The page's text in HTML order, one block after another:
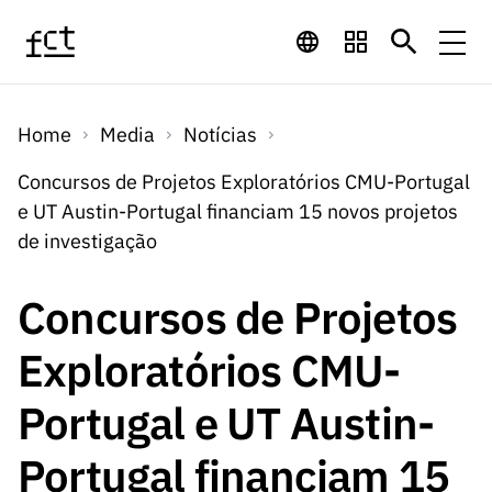
Financiamento
Programas de
Financiamento
Prémios
LINKS
RÁPIDOS
ão
Emprego
Científico
Projetos
I&D
Instituiçõ
Concursos
ConcursosConcursos Abertos
Concursos Previstos
Concursos Fechados
Calendário de
Concursos FCT 2026
Bolsas
Emprego
Projetos
Serviços
ServiçosServiços digitais:
Tecnologia para o
Conhecimento
Media
MediaNotícias
Notas de Imprensa
LINKS
Sobre
Home Media
Notícias
Concursos de Projetos Exploratórios CMU-Portugal
e UT Austin-Portugal financiam 15 novos projetos
de investigação
Concursos de Projetos
Exploratórios CMU-
Portugal e UT Austin-
Portugal financiam 15